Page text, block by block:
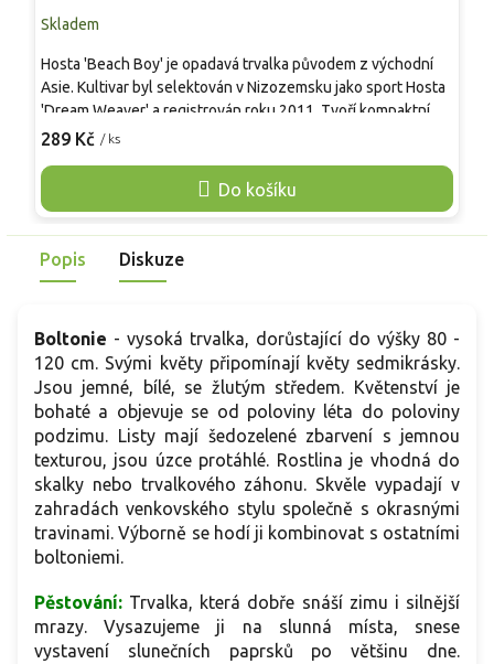
Skladem
289 Kč / ks
Do košíku
Hosta 'Beach Boy' je opadavá trvalka původem z východní
Asie. Kultivar byl selektován v Nizozemsku jako sport Hosta
'Dream Weaver' a registrován roku 2011. Tvoří kompaktní trs
asi 40–50 cm vysoký a 70–90 cm široký. Listy jsou široce
krémovým středem a modrozeleným lemem. Od června do
září nese stvoly 60–70 cm s bílými, nálevkovitými květy,
lidi, po požití může dráždit domácí zvířata. Vhodná do
podrostu dřevin i do nádob, ladí s kapradinami a dlužichami.
Popis Diskuze
Boltonie - vysoká trvalka, dorůstající do výšky 80 -
120 cm. Svými květy připomínají květy sedmikrásky.
Jsou jemné, bílé, se žlutým středem. Květenství je
bohaté a objevuje se od poloviny léta do poloviny
podzimu. Listy mají šedozelené zbarvení s jemnou
texturou, jsou úzce protáhlé. Rostlina je vhodná do
skalky nebo trvalkového záhonu. Skvěle vypadají v
zahradách venkovského stylu společně s okrasnými
travinami. Výborně se hodí ji kombinovat s ostatními
boltoniemi.
Pěstování: Trvalka, která dobře snáší zimu i silnější
mrazy. Vysazujeme ji na slunná místa, snese
vystavení slunečních paprsků po většinu dne.